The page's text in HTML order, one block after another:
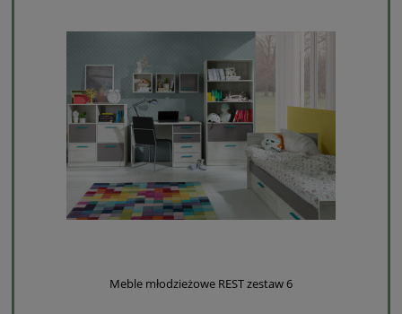
Meble młodzieżowe REST zestaw 6